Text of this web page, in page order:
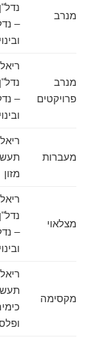
מנרב
נדל"ן
– נדל"ן
ובינוי
מנרב
פרויקטים
ריאלי –
נדל"ן
– נדל"ן
ובינוי
מעברות
ריאלי –
תעשיה –
מצלאוי
ריאלי –
נדל"ן
– נדל"ן
ובינוי
מקסימה
ריאלי –
תעשיה –
כימיה,
ופלסטיק